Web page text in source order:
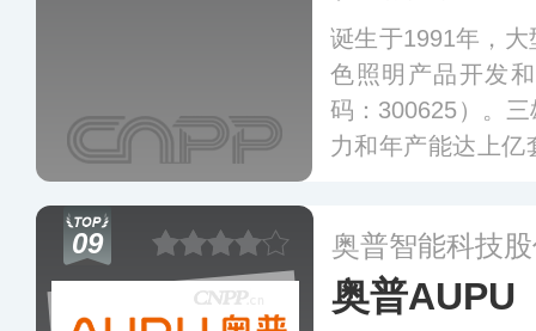
诞生于1991年，
色照明产品开发
码：300625）。
力和年产能达上
铁等领域。更多
09 奥普智能科技
奥普AUPU